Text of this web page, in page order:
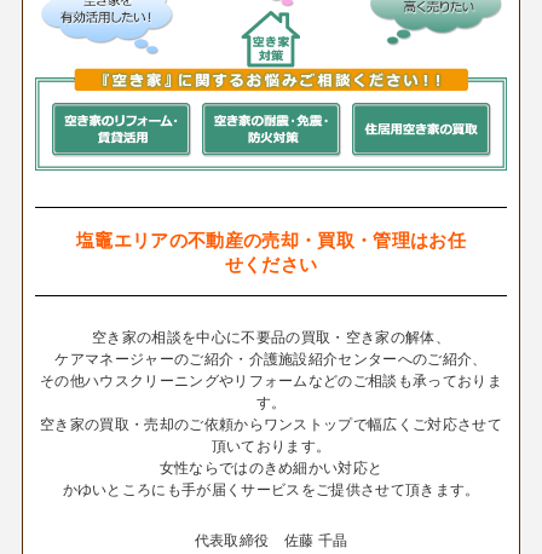
塩竈エリアの不動産の売却・買取・管理はお任
せください
空き家の相談を中心に不要品の買取・空き家の解体、
ケアマネージャーのご紹介・介護施設紹介センターへのご紹介、
その他ハウスクリーニングやリフォームなどのご相談も承っておりま
す。
空き家の買取・売却のご依頼からワンストップで幅広くご対応させて
頂いております。
女性ならではのきめ細かい対応と
かゆいところにも手が届くサービスをご提供させて頂きます。
代表取締役 佐藤 千晶